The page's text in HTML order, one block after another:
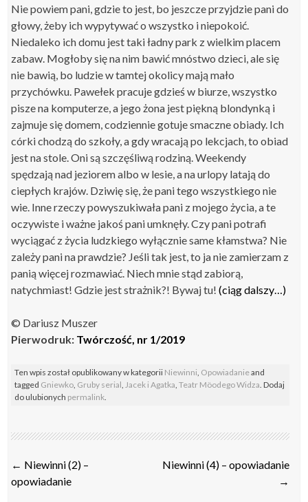
Nie powiem pani, gdzie to jest, bo jeszcze przyjdzie pani do
głowy, żeby ich wypytywać o wszystko i niepokoić.
Niedaleko ich domu jest taki ładny park z wielkim placem
zabaw. Mogłoby się na nim bawić mnóstwo dzieci, ale się
nie bawią, bo ludzie w tamtej okolicy mają mało
przychówku. Pawełek pracuje gdzieś w biurze, wszystko
pisze na komputerze, a jego żona jest piękną blondynką i
zajmuje się domem, codziennie gotuje smaczne obiady. Ich
córki chodzą do szkoły, a gdy wracają po lekcjach, to obiad
jest na stole. Oni są szczęśliwą rodziną. Weekendy
spędzają nad jeziorem albo w lesie, a na urlopy latają do
ciepłych krajów. Dziwię się, że pani tego wszystkiego nie
wie. Inne rzeczy powyszukiwała pani z mojego życia, a te
oczywiste i ważne jakoś pani umknęły. Czy pani potrafi
wyciągać z życia ludzkiego wyłącznie same kłamstwa? Nie
zależy pani na prawdzie? Jeśli tak jest, to ja nie zamierzam z
panią więcej rozmawiać. Niech mnie stąd zabiorą,
natychmiast! Gdzie jest strażnik?! Bywaj tu!(ciąg dalszy…)
© Dariusz Muszer
Pierwodruk: Twórczość, nr 1/2019
Ten wpis został opublikowany w kategorii Niewinni, Opowiadanieand
tagged Gniewko, Gruby serial,Jacek i Agatka,Teatr Möodego Widza. Dodaj
do ulubionych permalink.
Post
navigation
← Niewinni (2) –
opowiadanie
Niewinni (4) – opowiadanie
→